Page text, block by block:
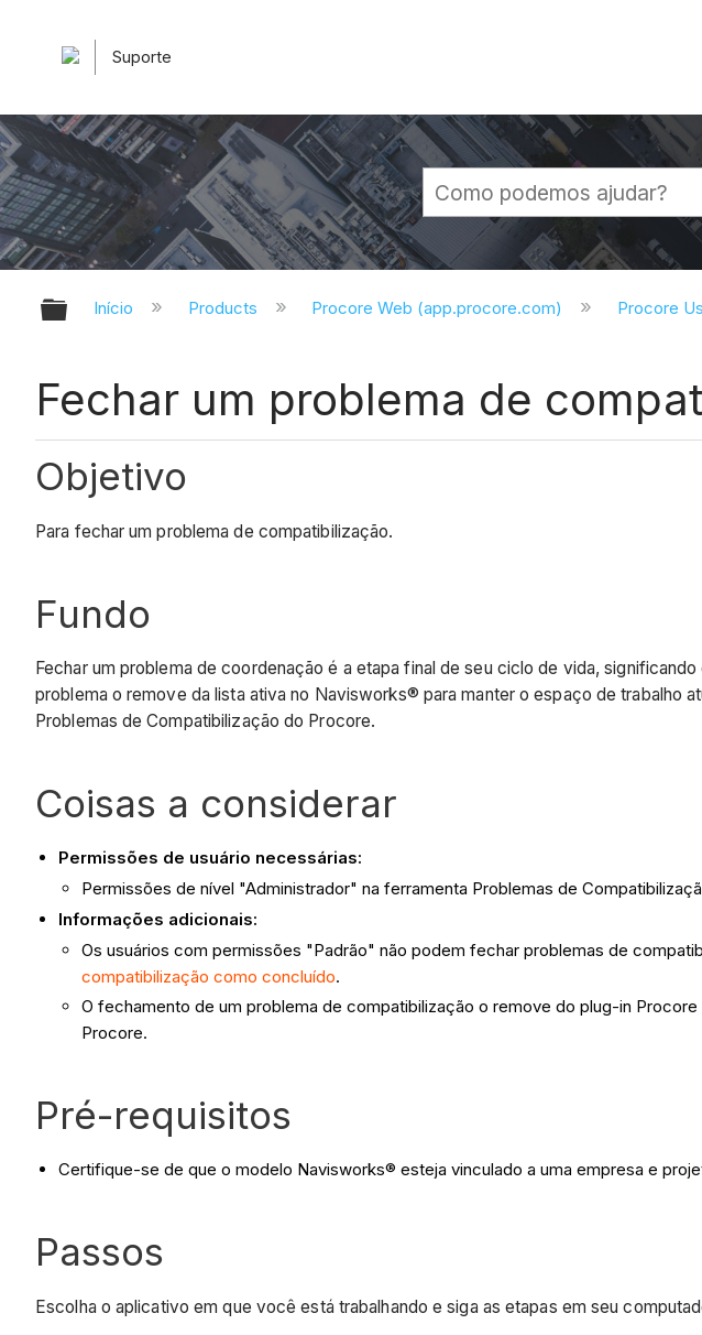
Suporte
Expandir/recolher hierarquia global
Início Products Procore Web (app.procore.com) Procore
Fechar um problema de
Objetivo
Para fechar um problema de compatibilização.
Fundo
Fechar um problema de coordenação é a etapa final de seu ciclo de vida,
problema o remove da lista ativa no Navisworks® para manter o espaço de trabalho
Problemas de Compatibilização do Procore.
Coisas a considerar
Permissões de usuário necessárias:
Permissões de nível "Administrador" na ferramenta Problemas de
Informações adicionais:
Os usuários com permissões "Padrão" não podem fechar problemas de
compatibilização como concluído.
O fechamento de um problema de compatibilização o remove do plug-in
Procore.
Pré-requisitos
Certifique-se de que o modelo Navisworks® esteja vinculado a uma empresa e
Passos
Escolha o aplicativo em que você está trabalhando e siga as etapas em seu